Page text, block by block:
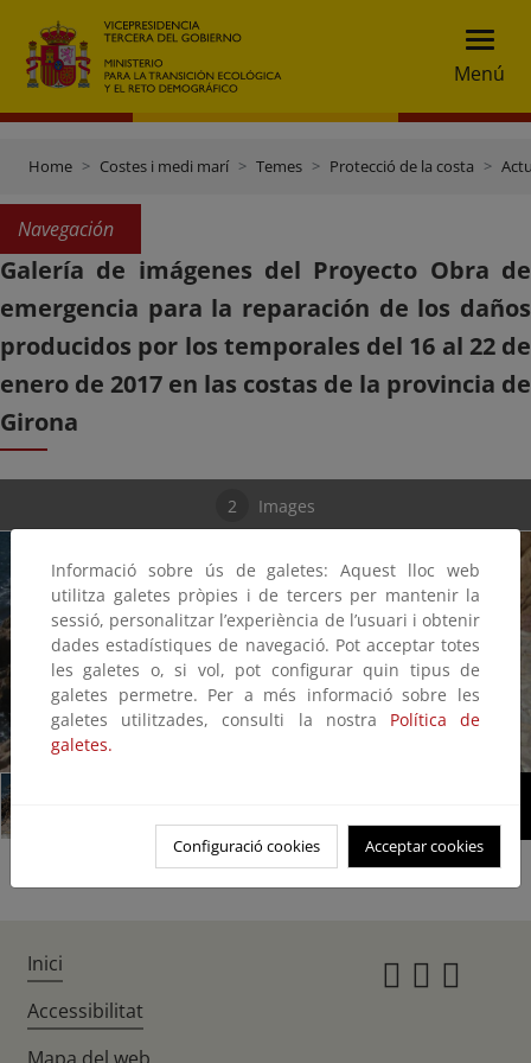
Menú
Home Costes i medi marí Temes Protecció de la costa
Navegación
Galería de imágenes del Proyecto Obra de
emergencia para la reparación de los daños
producidos por los temporales del 16 al 22 de
enero de 2017 en las costas de la provincia de
Girona
2 Images
Informació sobre ús de galetes: Aquest lloc web
utilitza galetes pròpies i de tercers per mantenir la
sessió, personalitzar l’experiència de l’usuari i obtenir
dades estadístiques de navegació. Pot acceptar totes
les galetes o, si vol, pot configurar quin tipus de
galetes permetre. Per a més informació sobre les
galetes utilitzades, consulti la nostra Política de
galetes.
Configuració cookies Acceptar cookies
Inici
Accessibilitat